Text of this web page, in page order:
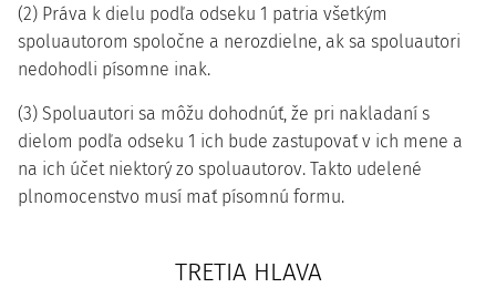
(2) Práva k dielu podľa odseku 1 patria všetkým
spoluautorom spoločne a nerozdielne, ak sa spoluautori
nedohodli písomne inak.
(3) Spoluautori sa môžu dohodnúť, že pri nakladaní s
dielom podľa odseku 1 ich bude zastupovať v ich mene a
na ich účet niektorý zo spoluautorov. Takto udelené
plnomocenstvo musí mať písomnú formu.
TRETIA HLAVA